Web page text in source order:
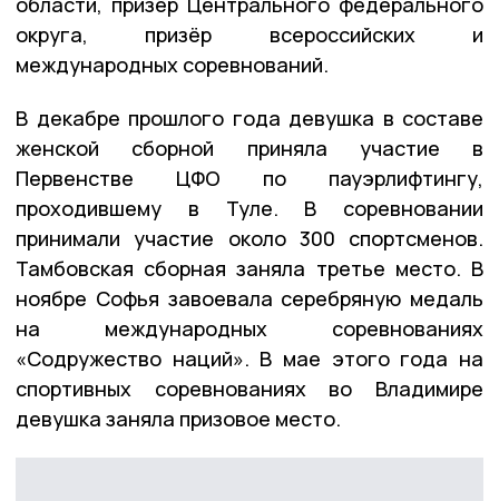
округа, призёр всероссийских и
международных соревнований.
В декабре прошлого года девушка в составе
женской сборной приняла участие в
Первенстве ЦФО по пауэрлифтингу,
проходившему в Туле. В соревновании
принимали участие около 300 спортсменов.
Тамбовская сборная заняла третье место. В
ноябре Софья завоевала серебряную медаль
на международных соревнованиях
«Содружество наций». В мае этого года на
спортивных соревнованиях во Владимире
девушка заняла призовое место.